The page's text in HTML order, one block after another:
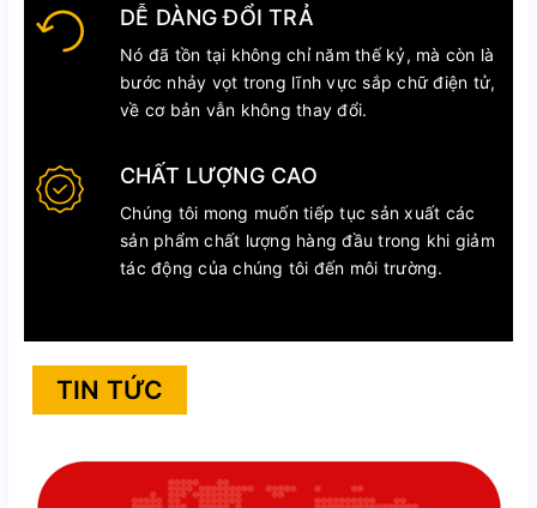
DỄ DÀNG ĐỔI TRẢ
Nó đã tồn tại không chỉ năm thế kỷ, mà còn là
bước nhảy vọt trong lĩnh vực sắp chữ điện tử,
về cơ bản vẫn không thay đổi.
CHẤT LƯỢNG CAO
Chúng tôi mong muốn tiếp tục sản xuất các
sản phẩm chất lượng hàng đầu trong khi giảm
tác động của chúng tôi đến môi trường.
TIN TỨC